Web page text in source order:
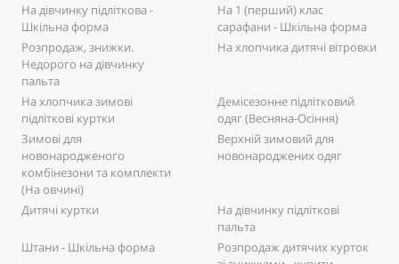
На дівчинку підліткова -
Шкільна форма
На 1 (перший) клас
сарафани - Шкільна форма
Розпродаж, знижки.
Недорого на дівчинку
пальта
На хлопчика дитячі вітровки
На хлопчика зимові
підліткові куртки
Демісезонне підлітковий
одяг (Весняна-Осіння)
Зимові для
новонародженого
комбінезони та комплекти
(На овчині)
Верхній зимовий для
новонароджених одяг
Дитячі куртки
На дівчинку підліткові
пальта
Штани - Шкільна форма
Розпродаж дитячих курток